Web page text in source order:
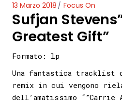
13 Marzo 2018 Focus On
Sufjan
Greatest Gift”
Formato: lp
Una fantastica tracklist
remix in cui vengono
dell’amatissimo “”Carrie